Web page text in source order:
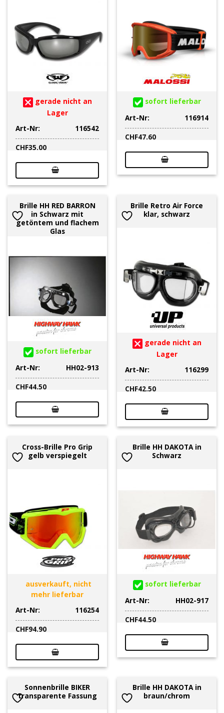
gerade nicht an
Lager
Art-Nr:
116542
CHF35.00
sofort lieferbar
Art-Nr:
116914
CHF47.60
Brille HH RED BARRON
in Schwarz mit
getöntem und flachem
Glas
sofort lieferbar
Art-Nr:
HH02-913
CHF44.50
Brille Retro Air Force
klar, schwarz
gerade nicht an
Lager
Art-Nr:
116299
CHF42.50
Cross-Brille Pro Grip
gelb verspiegelt
ausverkauft, nicht
mehr lieferbar
Art-Nr:
116254
CHF94.90
Brille HH DAKOTA in
Schwarz
sofort lieferbar
Art-Nr:
HH02-917
CHF44.50
Sonnenbrille BIKER
transparente Fassung
Brille HH DAKOTA in
braun/chrom